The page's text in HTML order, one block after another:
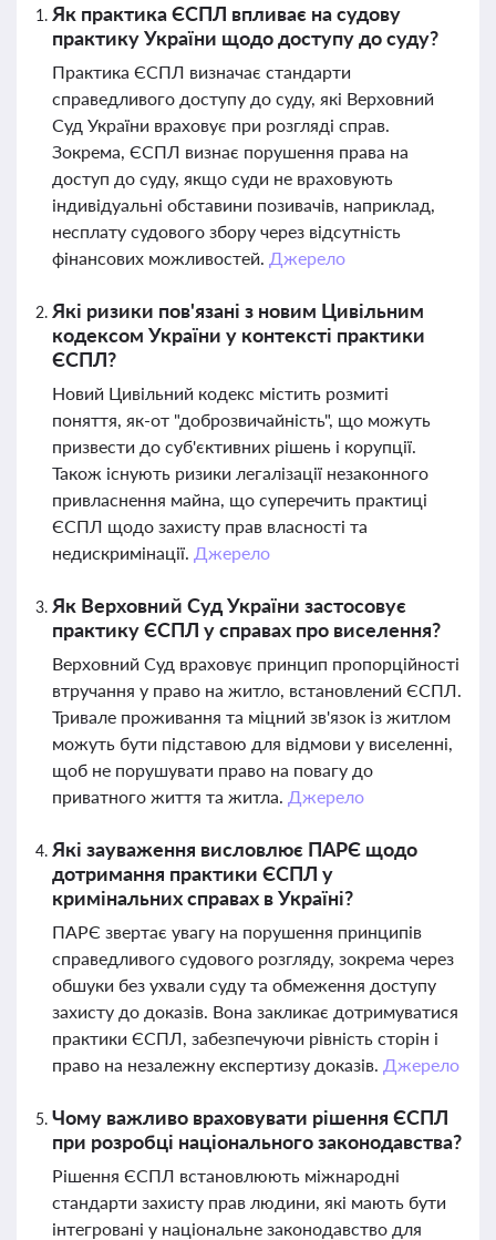
Як практика ЄСПЛ впливає на судову
практику України щодо доступу до суду?
Практика ЄСПЛ визначає стандарти
справедливого доступу до суду, які Верховний
Суд України враховує при розгляді справ.
Зокрема, ЄСПЛ визнає порушення права на
доступ до суду, якщо суди не враховують
індивідуальні обставини позивачів, наприклад,
несплату судового збору через відсутність
фінансових можливостей. Джерело
Які ризики пов'язані з новим Цивільним
кодексом України у контексті практики
ЄСПЛ?
Новий Цивільний кодекс містить розмиті
поняття, як-от "доброзвичайність", що можуть
призвести до суб'єктивних рішень і корупції.
Також існують ризики легалізації незаконного
привласнення майна, що суперечить практиці
ЄСПЛ щодо захисту прав власності та
недискримінації. Джерело
Як Верховний Суд України застосовує
практику ЄСПЛ у справах про виселення?
Верховний Суд враховує принцип пропорційності
втручання у право на житло, встановлений ЄСПЛ.
Тривале проживання та міцний зв'язок із житлом
можуть бути підставою для відмови у виселенні,
щоб не порушувати право на повагу до
приватного життя та житла. Джерело
Які зауваження висловлює ПАРЄ щодо
дотримання практики ЄСПЛ у
кримінальних справах в Україні?
ПАРЄ звертає увагу на порушення принципів
справедливого судового розгляду, зокрема через
обшуки без ухвали суду та обмеження доступу
захисту до доказів. Вона закликає дотримуватися
практики ЄСПЛ, забезпечуючи рівність сторін і
право на незалежну експертизу доказів. Джерело
Чому важливо враховувати рішення ЄСПЛ
при розробці національного законодавства?
Рішення ЄСПЛ встановлюють міжнародні
стандарти захисту прав людини, які мають бути
інтегровані у національне законодавство для